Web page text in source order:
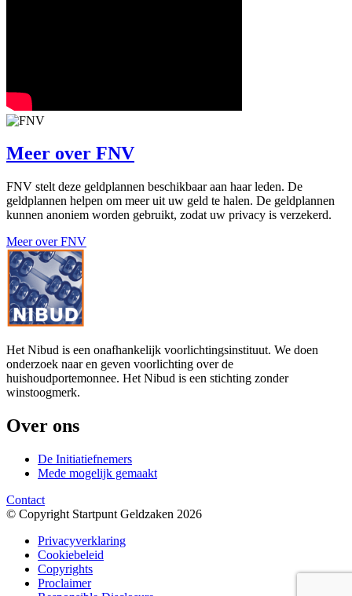
Meer over FNV
FNV stelt deze geldplannen beschikbaar aan haar leden. De
geldplannen helpen om meer uit uw geld te halen. De geldplannen
kunnen anoniem worden gebruikt, zodat uw privacy is verzekerd.
Meer over FNV
Het Nibud is een onafhankelijk voorlichtingsinstituut. We doen
onderzoek naar en geven voorlichting over de
huishoudportemonnee. Het Nibud is een stichting zonder
winstoogmerk.
Over ons
De Initiatiefnemers
Mede mogelijk gemaakt
Contact
© Copyright Startpunt Geldzaken 2026
Privacyverklaring
Cookiebeleid
Copyrights
Proclaimer